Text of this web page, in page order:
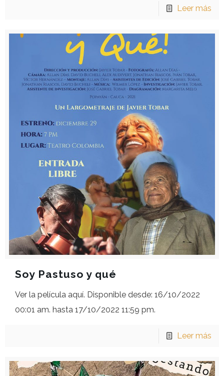
Leer más
Soy Pastuso y qué
Ver la película aquí. Disponible desde: 16/10/2022
00:01 am. hasta 17/10/2022 11:59 pm.
Leer más